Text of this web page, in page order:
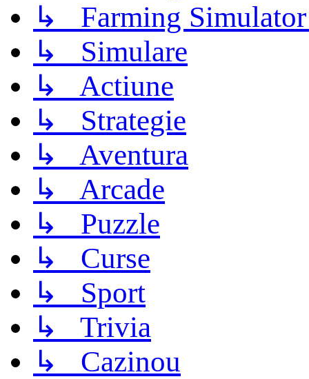
↳ Farming
↳ Simulare
↳ Actiune
↳ Strategie
↳ Aventura
↳ Arcade
↳ Puzzle
↳ Curse
↳ Sport
↳ Trivia
↳ Cazinou